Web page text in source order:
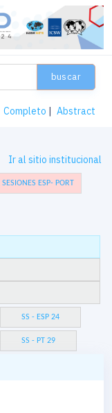
buscar
Completo | Abstract
Ir al sitio institucional
SESIONES ESP- PORT
SS - ESP 24
SS - PT 29